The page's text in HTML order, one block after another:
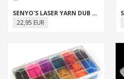
SENYO'S LASER YARN DUB SORTIMENT
22,95 EUR